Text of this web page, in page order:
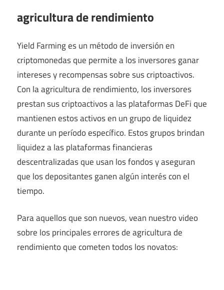
agricultura de rendimiento
Yield Farming es un método de inversión en
criptomonedas que permite a los inversores ganar
intereses y recompensas sobre sus criptoactivos.
Con la agricultura de rendimiento, los inversores
prestan sus criptoactivos a las plataformas DeFi que
mantienen estos activos en un grupo de liquidez
durante un período específico. Estos grupos brindan
liquidez a las plataformas financieras
descentralizadas que usan los fondos y aseguran
que los depositantes ganen algún interés con el
tiempo.
Para aquellos que son nuevos, vean nuestro video
sobre los principales errores de agricultura de
rendimiento que cometen todos los novatos: